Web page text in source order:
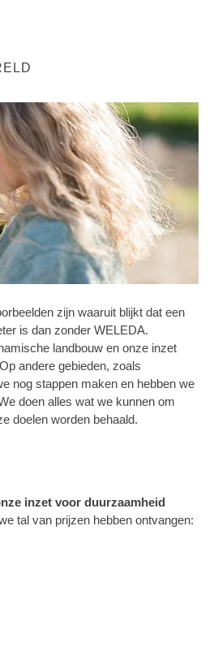
zijn waaruit blijkt dat een
is dan zonder WELEDA.
landbouw en onze inzet
andere gebieden, zoals
nog stappen maken en hebben we
doen alles wat we kunnen om
doelen worden behaald.
inzet voor duurzaamheid
tal van prijzen hebben ontvangen: